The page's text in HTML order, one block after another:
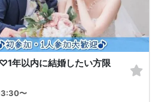
年以内に結婚したい方限
〜